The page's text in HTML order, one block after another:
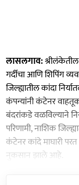
लासलगाव:
गर्दीचा आणि शिपिंग
जिल्ह्यातील कांदा
कंपन्यांनी कंटेनर
बंदरांकडे वळविल्याने
परिणामी, नाशिक
कंटेनर कांदे माघारी
नुकसान झाले आहे.